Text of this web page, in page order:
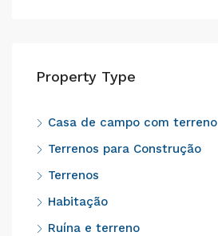
Property Type
Casa de campo com terreno
Terrenos para Construção
Terrenos
Habitação
Ruína e terreno